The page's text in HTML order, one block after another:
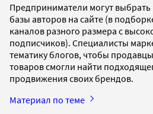
Предприниматели могут
базы авторов на сайте (в
каналов разного размера с
подписчиков). Специалисты
тематику блогов, чтобы
товаров смогли найти
продвижения своих брендов.
Материал по теме